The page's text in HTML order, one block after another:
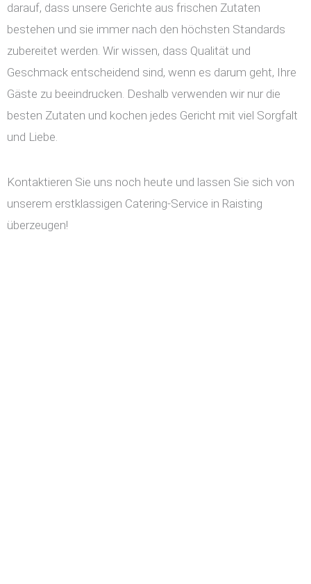
darauf, dass unsere Gerichte aus frischen Zutaten
bestehen und sie immer nach den höchsten Standards
zubereitet werden. Wir wissen, dass Qualität und
Geschmack entscheidend sind, wenn es darum geht, Ihre
Gäste zu beeindrucken. Deshalb verwenden wir nur die
besten Zutaten und kochen jedes Gericht mit viel Sorgfalt
und Liebe.
Kontaktieren Sie uns noch heute und lassen Sie sich von
unserem erstklassigen Catering-Service in Raisting
überzeugen!